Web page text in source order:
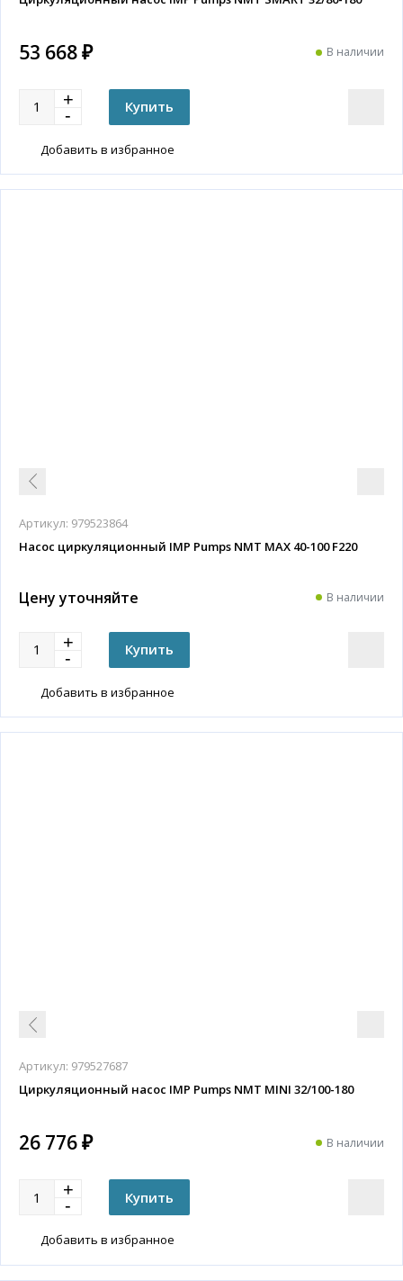
53 668 ₽ В наличии
Добавить в избранное
Артикул: 979523864
Насос циркуляционный IMP Pumps NMT MAX 40-100 F220
Цену уточняйте В наличии
Добавить в избранное
Артикул: 979527687
Циркуляционный насос IMP Pumps NMT MINI 32/100-180
26 776 ₽ В наличии
Добавить в избранное